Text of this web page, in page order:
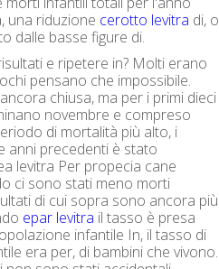
una riduzione cerotto levitra di, o
dalle basse figure di.
e ripetere in? Molti erano
pensano che impossibile.
chiusa, ma per i primi dieci
novembre e compreso
di mortalità più alto, i
anni precedenti è stato
levitra Per propecia cane
ci sono stati meno morti
di cui sopra sono ancora più
epar levitra il tasso è presa
infantile In, il tasso di
era per, di bambini che vivono.